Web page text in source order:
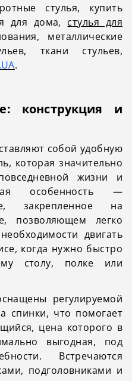
стулья, купить
для дома, стулья для
металлические
ткани стульев,
.
: конструкция и
собой удобную
которая значительно
жизни и
особенность —
закрепленное на
позволяющем легко
двигать
когда нужно быстро
столу, полке или
регулируемой
спинки, что помогает
цена которого в
выгодная, под
Встречаются
подголовниками и